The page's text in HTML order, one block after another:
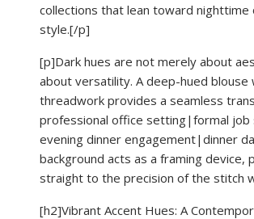
collections that lean toward nighttime
style.[/p]
[p]Dark hues are not merely about
about versatility. A deep-hued blouse
threadwork provides a seamless
professional office setting|formal job
evening dinner engagement|dinner
background acts as a framing device,
straight to the precision of the stitch
[h2]Vibrant Accent Hues: A